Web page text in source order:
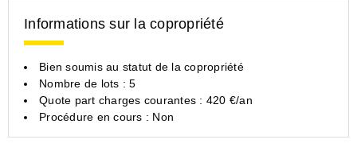
Informations sur la copropriété
Bien soumis au statut de la copropriété
Nombre de lots : 5
Quote part charges courantes : 420 €/an
Procédure en cours : Non